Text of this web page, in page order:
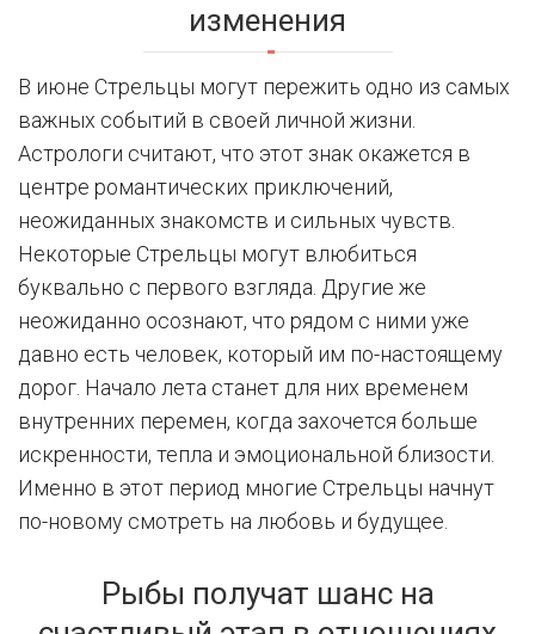
изменения
В июне Стрельцы могут пережить одно из самых
важных событий в своей личной жизни.
Астрологи считают, что этот знак окажется в
центре романтических приключений,
неожиданных знакомств и сильных чувств.
Некоторые Стрельцы могут влюбиться
буквально с первого взгляда. Другие же
неожиданно осознают, что рядом с ними уже
давно есть человек, который им по-настоящему
дорог. Начало лета станет для них временем
внутренних перемен, когда захочется больше
искренности, тепла и эмоциональной близости.
Именно в этот период многие Стрельцы начнут
по-новому смотреть на любовь и будущее.
Рыбы получат шанс на